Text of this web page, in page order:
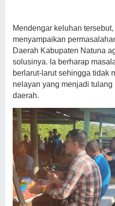
Mendengar keluhan
menyampaikan
Daerah Kabupaten Natuna
solusinya. Ia berharap
berlarut-larut sehingga tidak
nelayan yang menjadi
daerah.